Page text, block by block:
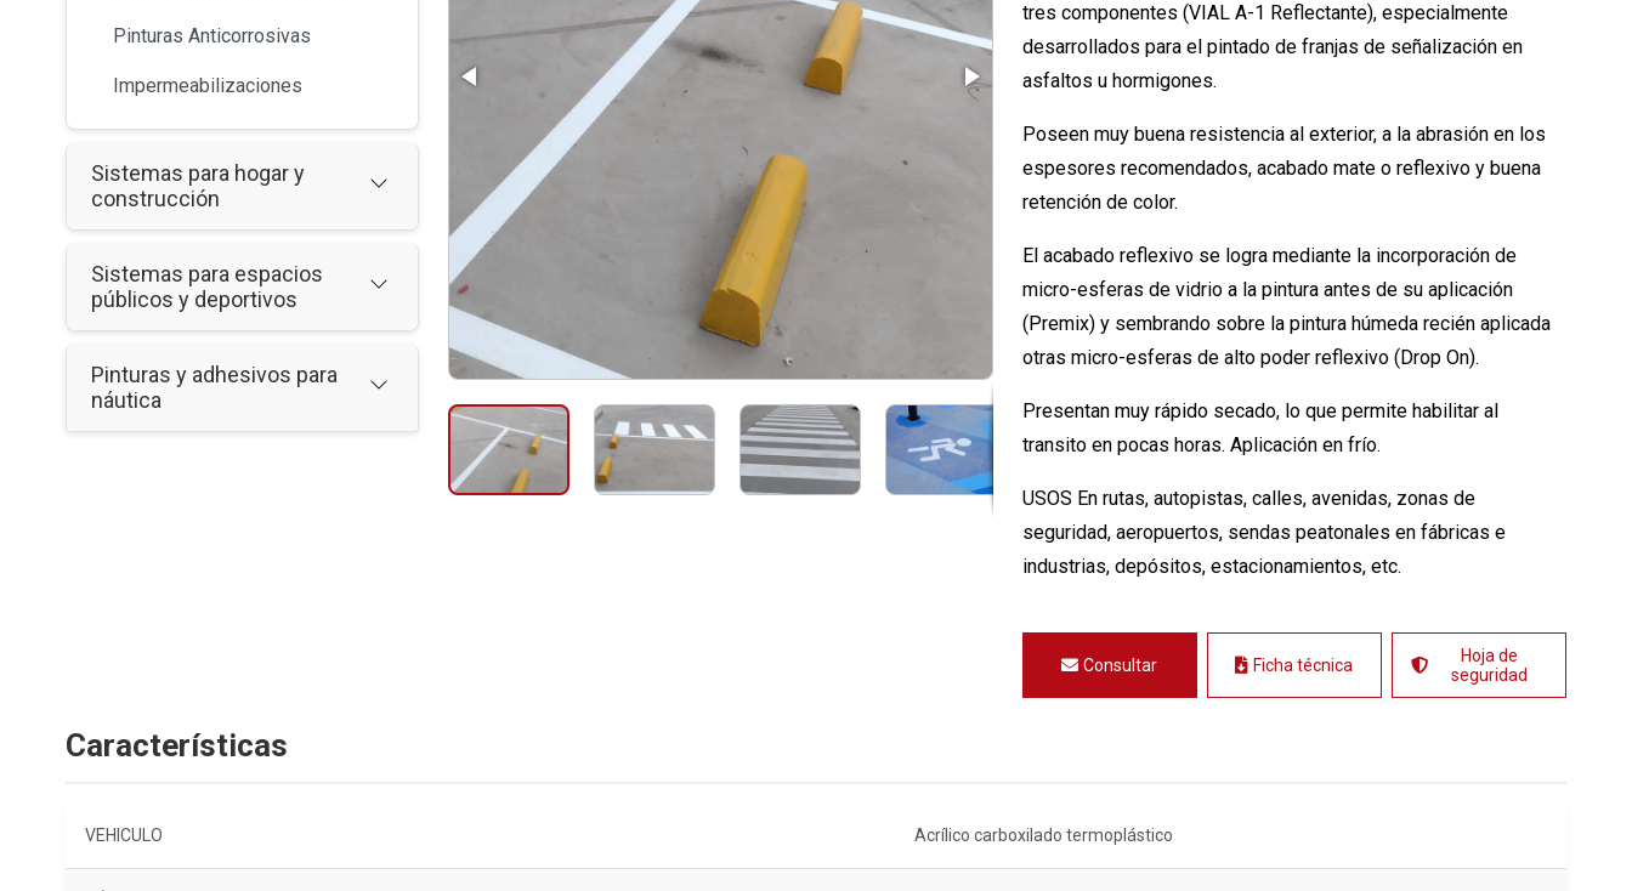
Pinturas Anticorrosivas
Impermeabilizaciones
Sistemas para hogar y
construcción
Sistemas para espacios
públicos y deportivos
Pinturas y adhesivos para
náutica
tres componentes (VIAL A-1 Reflectante), especialmente
desarrollados para el pintado de franjas de señalización en
asfaltos u hormigones.
Poseen muy buena resistencia al exterior, a la abrasión en los
espesores recomendados, acabado mate o reflexivo y buena
retención de color.
El acabado reflexivo se logra mediante la incorporación de
micro-esferas de vidrio a la pintura antes de su aplicación
(Premix) y sembrando sobre la pintura húmeda recién aplicada
otras micro-esferas de alto poder reflexivo (Drop On).
Presentan muy rápido secado, lo que permite habilitar al
transito en pocas horas. Aplicación en frío.
USOS En rutas, autopistas, calles, avenidas, zonas de
seguridad, aeropuertos, sendas peatonales en fábricas e
industrias, depósitos, estacionamientos, etc.
Consultar Ficha técnica
Hoja de
seguridad
Características
VEHICULO Acrílico carboxilado termoplástico